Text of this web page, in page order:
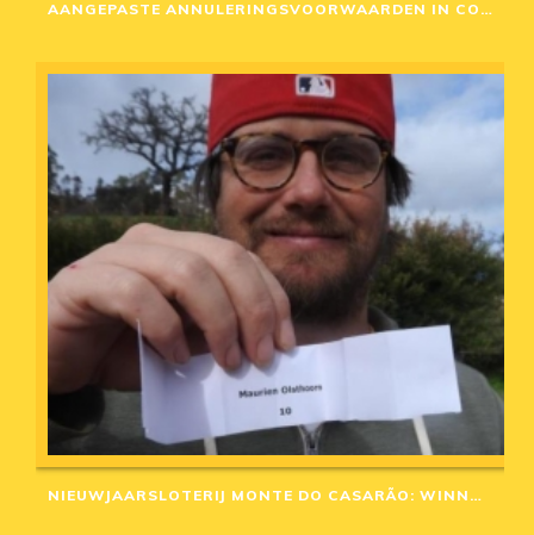
AANGEPASTE ANNULERINGSVOORWAARDEN IN CORONA-TIJD
NIEUWJAARSLOTERIJ MONTE DO CASARÃO: WINNAARS VAN 2020